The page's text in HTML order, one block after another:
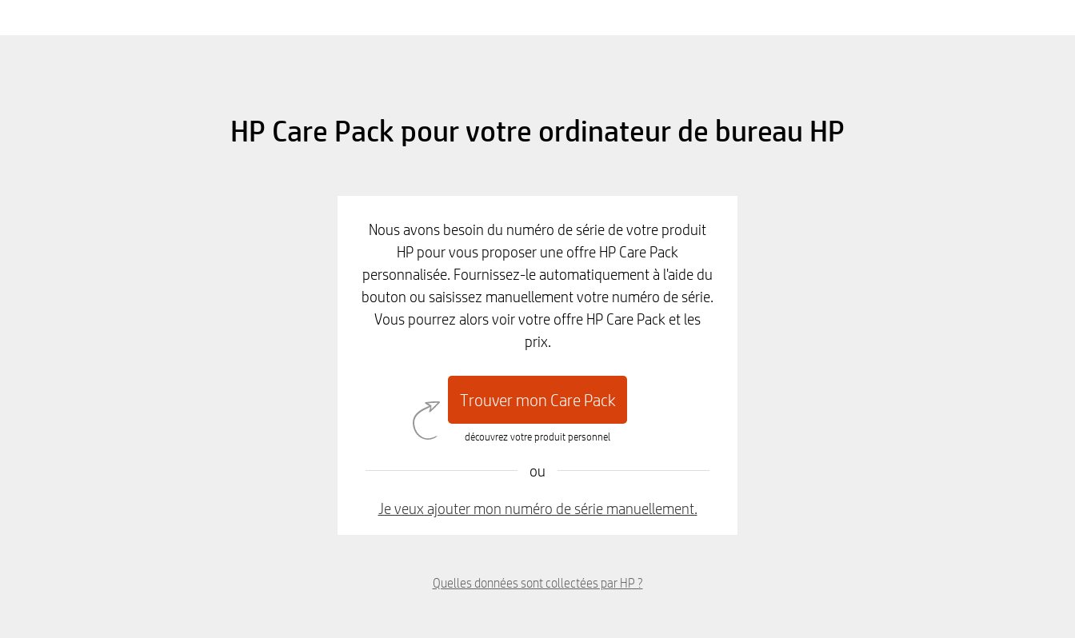
HP Care Pack pour votre ordinateur de bureau HP
Nous avons besoin du numéro de série de votre produit
HP pour vous proposer une offre HP Care Pack
personnalisée. Fournissez-le automatiquement à l'aide du
bouton ou saisissez manuellement votre numéro de série.
Vous pourrez alors voir votre offre HP Care Pack et les
prix.
Trouver mon Care Pack
découvrez votre produit personnel
ou
Je veux ajouter mon numéro de série manuellement.
Quelles données sont collectées par HP ?